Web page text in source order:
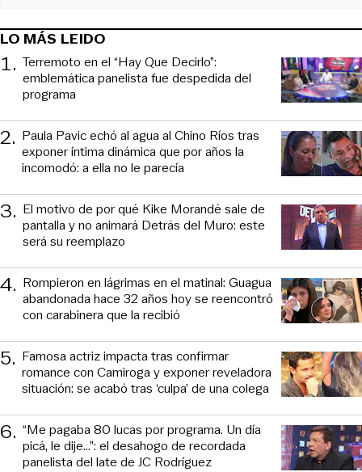
LO MÁS LEIDO
1. Terremoto en el “Hay Que Decirlo”:
emblemática panelista fue despedida del
programa
2. Paula Pavic echó al agua al Chino Ríos tras
exponer íntima dinámica que por años la
incomodó: a ella no le parecía
3. El motivo de por qué Kike Morandé sale de
pantalla y no animará Detrás del Muro: este
será su reemplazo
4. Rompieron en lágrimas en el matinal: Guagua
abandonada hace 32 años hoy se reencontró
con carabinera que la recibió
5. Famosa actriz impacta tras confirmar
romance con Camiroga y exponer reveladora
situación: se acabó tras ‘culpa’ de una colega
6. “Me pagaba 80 lucas por programa. Un día
picá, le dije...”: el desahogo de recordada
panelista del late de JC Rodríguez